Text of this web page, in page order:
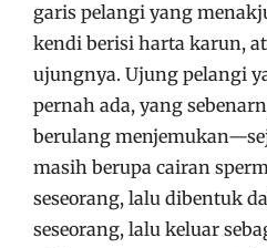
garis pelangi yang
kendi berisi harta karun,
ujungnya. Ujung pelangi
pernah ada, yang
berulang
masih berupa cairan
seseorang, lalu dibentuk
seseorang, lalu keluar